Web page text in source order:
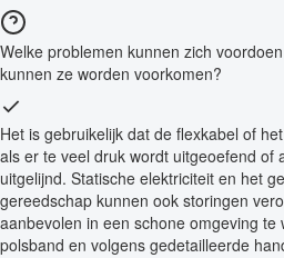
Welke problemen kunnen zich
kunnen ze worden voorkomen?
Het is gebruikelijk dat de flexkabel of
als er te veel druk wordt uitgeoefend of
uitgelijnd. Statische elektriciteit en het
gereedschap kunnen ook storingen
aanbevolen in een schone omgeving
polsband en volgens gedetailleerde